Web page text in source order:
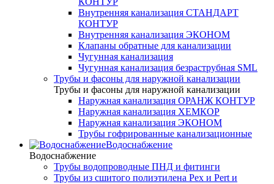
Внутренняя канализация СТАНДАРТ
КОНТУР
Внутренняя канализация ЭКОНОМ
Клапаны обратные для канализации
Чугунная канализация
Чугунная канализация безраструбная SML
Трубы и фасоны для наружной канализации
Трубы и фасоны для наружной канализации
Наружная канализация ОРАНЖ КОНТУР
Наружная канализация ХЕМКОР
Наружная канализация ЭКОНОМ
Трубы гофрированные канализационные
Водоснабжение
Водоснабжение
Трубы водопроводные ПНД и фитинги
Трубы из сшитого полиэтилена Pex и Pert и